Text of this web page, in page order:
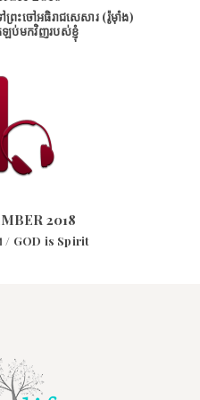
រះចៅអធិរាជសេសារ (រ៉ូម៉ាំង)
ឡប់មកវិញរបស់ខ្ញុំ
2018
2018
/ GOD is Spirit